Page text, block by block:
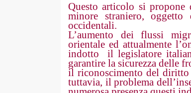
Questo articolo si
minore straniero,
occidentali.
L’aumento dei flussi
orientale ed attualmente
indotto il legislatore
garantire la sicurezza delle
il riconoscimento del diritto
tuttavia, il problema